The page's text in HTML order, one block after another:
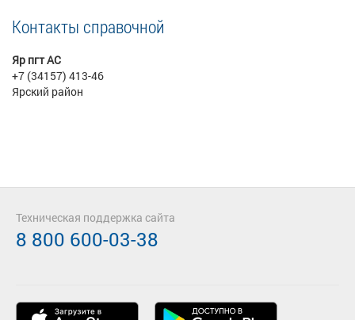
Контакты справочной
Яр пгт АС
+7 (34157) 413-46
Ярский район
Техническая поддержка сайта
8 800 600-03-38